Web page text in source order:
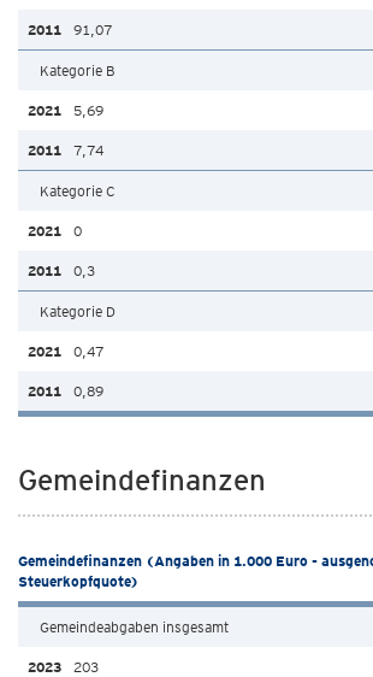
91,07
Kategorie B
5,69
7,74
Kategorie C
0
0,3
Kategorie D
0,47
0,89
Gemeindefinanzen
Gemeindefinanzen (Angaben in 1.000 Euro -
Steuerkopfquote)
Gemeindeabgaben insgesamt
203